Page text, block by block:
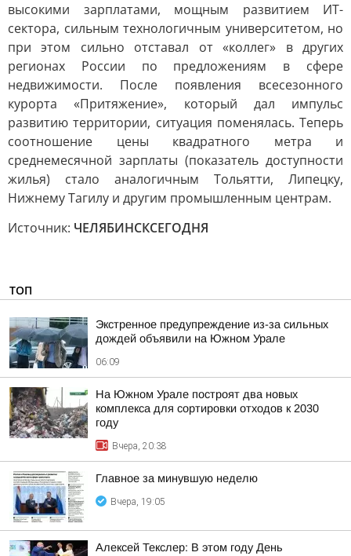
высокими зарплатами, мощным развитием ИТ-
сектора, сильным технологичным университетом, но
при этом сильно отставал от «коллег» в других
регионах России по предложениям в сфере
недвижимости. После появления всесезонного
курорта «Притяжение», который дал импульс
развитию территории, ситуация поменялась. Теперь
соотношение цены квадратного метра и
среднемесячной зарплаты (показатель доступности
жилья) стало аналогичным Тольятти, Липецку,
Нижнему Тагилу и другим промышленным центрам.
Источник: ЧЕЛЯБИНСКСЕГОДНЯ
ТОП
Экстренное предупреждение из-за сильных
дождей объявили на Южном Урале
06:09
На Южном Урале построят два новых
комплекса для сортировки отходов к 2030
году
Вчера, 20:38
Главное за минувшую неделю
Вчера, 19:05
Алексей Текслер: В этом году День